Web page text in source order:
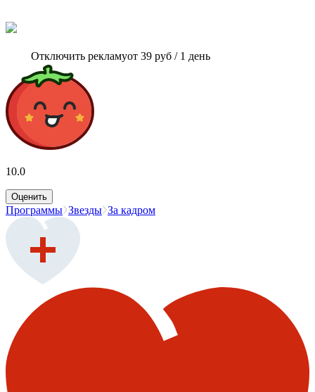
Отключить рекламуот 39 руб / 1 день
10.0
Оценить
Программы Звезды За кадром